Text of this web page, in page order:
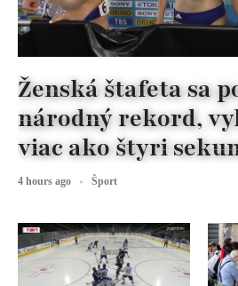
Ženská štafeta sa
národný rekord,
viac ako štyri
4 hours ago Šport